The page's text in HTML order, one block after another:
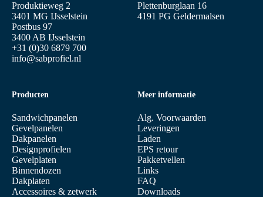
Produktieweg 2
3401 MG IJsselstein
Postbus 97
3400 AB IJsselstein
+31 (0)30 6879 700
info@sabprofiel.nl
Producten
Sandwichpanelen
Gevelpanelen
Dakpanelen
Designprofielen
Gevelplaten
Binnendozen
Dakplaten
Accessoires & zetwerk
Meer informatie
Alg. Voorwaarden
Leveringen
Laden
EPS retour
Pakketvellen
Links
FAQ
Downloads
Plettenburglaan 16
4191 PG Geldermalsen